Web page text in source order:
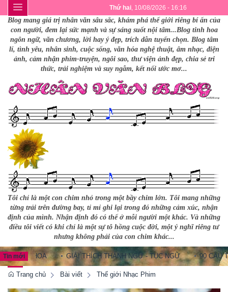
Thứ hai, 10/08/2026 - 16:16
Blog mang giá trị nhân văn sâu sắc, khám phá thế giới riêng bí ẩn của
con người, đem lại sức mạnh và sự sáng suốt nội tâm...Blog tinh hoa
ngôn ngữ, văn chương, lời hay ý đẹp, trích dẫn tuyển chọn. Blog tâm
lí, tình yêu, nhân sinh, cuộc sống, văn hóa nghệ thuật, âm nhạc, điện
ảnh, cảm nhận phim-truyện, ngôi sao, thư viện ảnh đẹp, chia sẻ tri
thức, trải nghiệm và suy ngẫm, kết nối ước mơ...
Tôi chỉ là một con chim nhỏ trong một bầy chim lớn. Tôi mang những
từng trải trên đường bay, tỉ mỉ ghi lại trong đó những cảm xúc, nhận
định của mình. Nhận định đó có thể ở mỗi người một khác. Và những
điều tôi viết có khi chỉ là một sự tô hồng cuộc đời, một ý nghĩ riêng tư
nhưng không phải của con chim khác...
Tin mới
HOA GIẢI THÍCH THÀNH NGỮ - TỤC NGỮ 90 CÂU THÀNH
Trang chủ Bài viết Thế giới Nhạc Phim